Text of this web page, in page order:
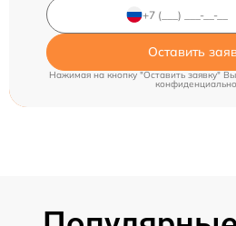
Оставить
Нажимая на кнопку "Оставить заявку"